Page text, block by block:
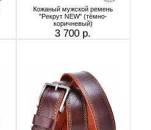
Кожаный мужской ремень
"Рекрут NEW" (тёмно-
коричневый)
3 700 р.